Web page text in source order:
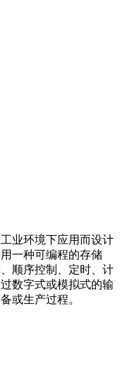
业环境下应用而设计
一种可编程的存储
顺序控制、定时、计
数字式或模拟式的输
或生产过程。